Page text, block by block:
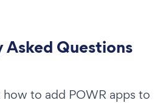
Asked Questions
to add POWR apps to